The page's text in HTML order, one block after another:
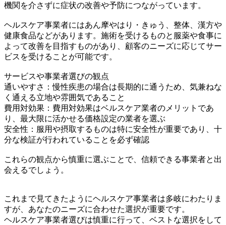
機関を介さずに症状の改善や予防につながっています。
ヘルスケア事業者にはあん摩やはり・きゅう、整体、漢方や
健康食品などがあります。施術を受けるものと服薬や食事に
よって改善を目指すものがあり、顧客のニーズに応じてサー
ビスを受けることが可能です。
サービスや事業者選びの観点
通いやすさ：慢性疾患の場合は長期的に通うため、気兼ねな
く通える立地や雰囲気であること
費用対効果：費用対効果はベルスケア業者のメリットであ
り、最大限に活かせる価格設定の業者を選ぶ
安全性：服用や摂取するものは特に安全性が重要であり、十
分な検証が行われていることを必ず確認
これらの観点から慎重に選ぶことで、信頼できる事業者と出
会えるでしょう。
これまで見てきたようにヘルスケア事業者は多岐にわたりま
すが、あなたのニーズに合わせた選択が重要です。
ヘルスケア事業者選びは慎重に行って、ベストな選択をして